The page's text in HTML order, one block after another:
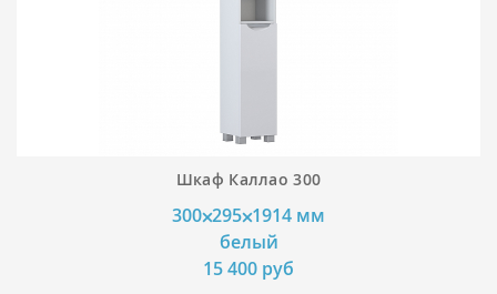
Шкаф Каллао 300
300⨉295⨉1914 мм
белый
15 400 руб